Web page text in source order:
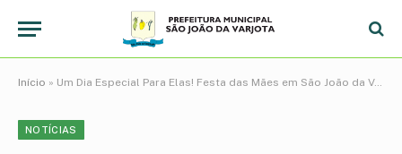
Início » Um Dia Especial Para Elas! Festa das Mães em São João da Varjota Foi Um Sucesso.
NOTÍCIAS